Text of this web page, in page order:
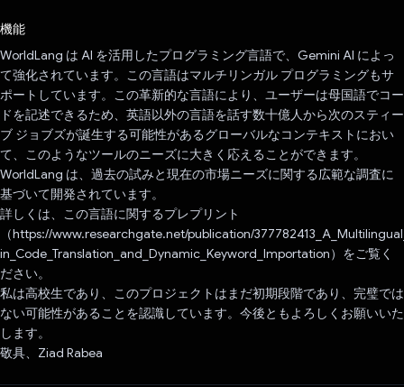
機能
WorldLang は AI を活用したプログラミング言語で、Gemini AI によっ
て強化されています。この言語はマルチリンガル プログラミングもサ
ポートしています。この革新的な言語により、ユーザーは母国語でコー
ドを記述できるため、英語以外の言語を話す数十億人から次のスティー
ブ ジョブズが誕生する可能性があるグローバルなコンテキストにおい
て、このようなツールのニーズに大きく応えることができます。
WorldLang は、過去の試みと現在の市場ニーズに関する広範な調査に
基づいて開発されています。
詳しくは、この言語に関するプレプリント
（https://www.researchgate.net/publication/
in_Code_Translation_and_Dynamic_Keyword_Importation）をご覧く
ださい。
私は高校生であり、このプロジェクトはまだ初期段階であり、完璧では
ない可能性があることを認識しています。今後ともよろしくお願いいた
します。
敬具、Ziad Rabea